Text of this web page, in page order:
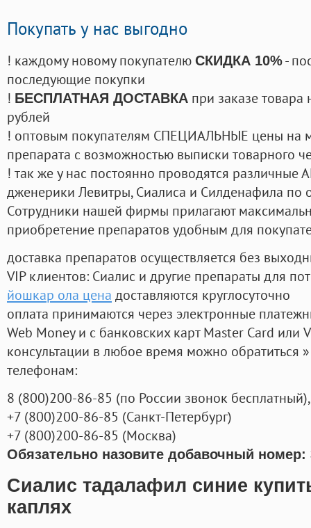
Покупать у нас выгодно
! каждому новому покупателю СКИДКА 10%-
последующие покупки
! БЕСПЛАТНАЯ ДОСТАВКА при заказе
рублей
! оптовым покупателям СПЕЦИАЛЬНЫЕ цены на
препарата с возможностью выписки товарного
! так же у нас постоянно проводятся
дженерики Левитры, Сиалиса и Силденафила по
Cотрудники нашей фирмы прилагают
приобретение препаратов удобным для
доставка препаратов осуществляется без
VIP клиентов: Сиалис и другие препараты для
йошкар ола цена доставляются круглосуточно
оплата принимаются через электронные
Web Money и с банковских карт Master Card или
консультации в любое время можно обратиться
телефонам:
8 (800)200-86-85 (по России звонок бесплатный),
+7 (800)200-86-85 (Санкт-Петербург)
+7 (800)200-86-85 (Москва)
Обязательно назовите добавочный номер:
Сиалис тадалафил синие
каплях